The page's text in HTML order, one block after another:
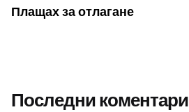
Плащах за отлагане
Последни коментари